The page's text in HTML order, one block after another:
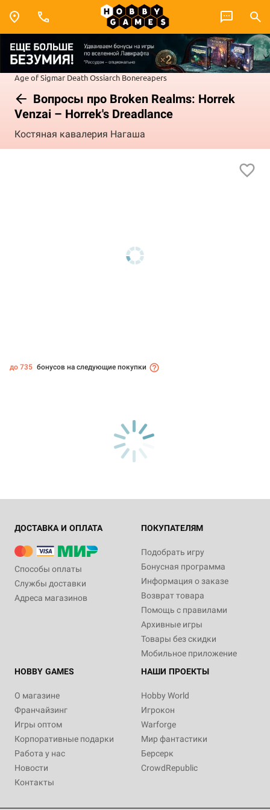
Age of Sigmar DeathOssiarch Bonereapers
Вопросы про Broken Realms: Horrek
Venzai – Horrek's Dreadlance
Костяная кавалерия Нагаша
до 735 бонусов на следующие покупки
ДОСТАВКА И ОПЛАТА
Способы оплаты
Службы доставки
Адреса магазинов
ПОКУПАТЕЛЯМ
Подобрать игру
Бонусная программа
Информация о заказе
Возврат товара
Помощь с правилами
Архивные игры
Товары без скидки
Мобильное приложение
HOBBY GAMES
О магазине
Франчайзинг
Игры оптом
Корпоративные подарки
Работа у нас
Новости
Контакты
НАШИ ПРОЕКТЫ
Hobby World
Игрокон
Warforge
Мир фантастики
Берсерк
CrowdRepublic